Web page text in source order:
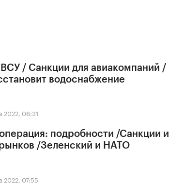
/ Санкции для авиакомпаний /
водоснабжение
2022, 08:31
подробности /Санкции и
/Зеленский и НАТО
2022, 07:55